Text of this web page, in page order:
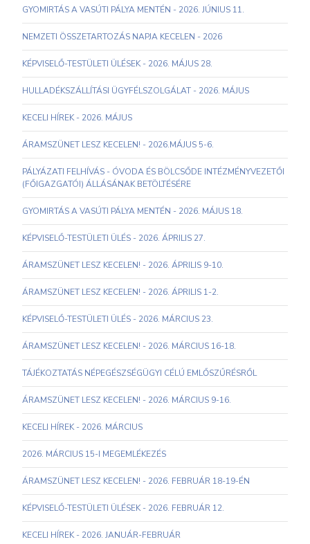
GYOMIRTÁS A VASÚTI PÁLYA MENTÉN - 2026. JÚNIUS 11.
NEMZETI ÖSSZETARTOZÁS NAPJA KECELEN - 2026
KÉPVISELŐ-TESTÜLETI ÜLÉSEK - 2026. MÁJUS 28.
HULLADÉKSZÁLLÍTÁSI ÜGYFÉLSZOLGÁLAT - 2026. MÁJUS
KECELI HÍREK - 2026. MÁJUS
ÁRAMSZÜNET LESZ KECELEN! - 2026.MÁJUS 5-6.
PÁLYÁZATI FELHÍVÁS - ÓVODA ÉS BÖLCSŐDE INTÉZMÉNYVEZETŐI
(FŐIGAZGATÓI) ÁLLÁSÁNAK BETÖLTÉSÉRE
GYOMIRTÁS A VASÚTI PÁLYA MENTÉN - 2026. MÁJUS 18.
KÉPVISELŐ-TESTÜLETI ÜLÉS - 2026. ÁPRILIS 27.
ÁRAMSZÜNET LESZ KECELEN! - 2026. ÁPRILIS 9-10.
ÁRAMSZÜNET LESZ KECELEN! - 2026. ÁPRILIS 1-2.
KÉPVISELŐ-TESTÜLETI ÜLÉS - 2026. MÁRCIUS 23.
ÁRAMSZÜNET LESZ KECELEN! - 2026. MÁRCIUS 16-18.
TÁJÉKOZTATÁS NÉPEGÉSZSÉGÜGYI CÉLÚ EMLŐSZŰRÉSRŐL
ÁRAMSZÜNET LESZ KECELEN! - 2026. MÁRCIUS 9-16.
KECELI HÍREK - 2026. MÁRCIUS
2026. MÁRCIUS 15-I MEGEMLÉKEZÉS
ÁRAMSZÜNET LESZ KECELEN! - 2026. FEBRUÁR 18-19-ÉN
KÉPVISELŐ-TESTÜLETI ÜLÉSEK - 2026. FEBRUÁR 12.
KECELI HÍREK - 2026. JANUÁR-FEBRUÁR